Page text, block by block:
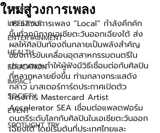
SPORT
LIFESTYLE
ENTERTAINMENT
HEALTH
EDUCATION
IMPACT
SOCIETY
EVENT
SPOTLIGHT TRY
ใหม่สู่วงการเพลง
กระแสวงการเพลง “Local” กำลังคึกคัก
ขึ้นทั่วภูมิภาคเอเชียตะวันออกเฉียงใต้ ส่ง
ผลให้ศิลปินท้องถิ่นกลายเป็นพลังสำคัญ
ของการขับเคลื่อนอุตสาหกรรมดนตรีใน
ประเทศและทำให้ผู้ฟังมีวิธีเชื่อมต่อกับศิลปิน
ที่หลากหลายยิ่งขึ้น ท่ามกลางกระแสดัง
กล่าว มาสเตอร์การ์ดประกาศเปิดตัว
โครงการ Mastercard Artist
Accelerator SEA เชื่อมต่อแพลตฟอร์ม
ดนตรีระดับโลกกับศิลปินในเอเชียตะวันออก
เฉียงใต้ โดยเริ่มต้นที่ประเทศไทยและ